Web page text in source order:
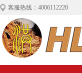
客服热线：4006112220